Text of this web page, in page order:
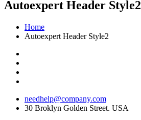
Autoexpert Header Style2
Home
Autoexpert Header Style2
needhelp@company.com
30 Broklyn Golden Street. USA